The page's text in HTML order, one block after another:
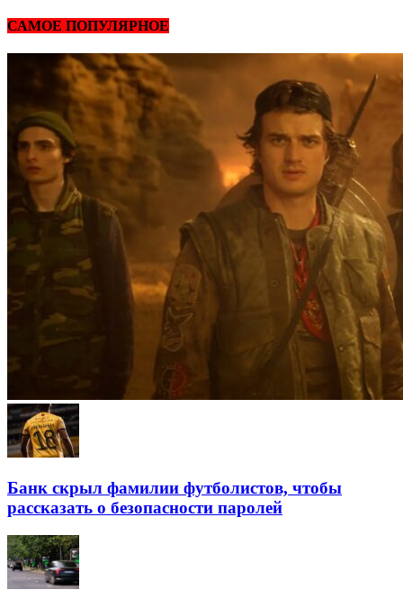
САМОЕ ПОПУЛЯРНОЕ
Банк скрыл фамилии футболистов, чтобы
рассказать о безопасности паролей